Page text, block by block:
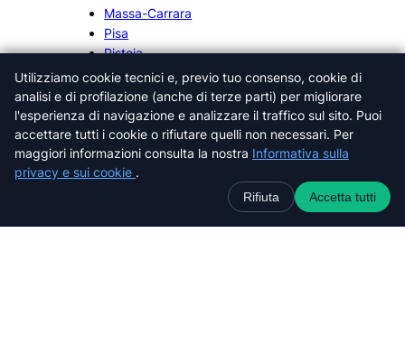
Massa-Carrara
Pisa
Pistoia
Prato
Siena
C
Utilizziamo cookie tecnici e, previo tuo consenso, cookie di
analisi e di profilazione (anche di terze parti) per migliorare
l'esperienza di navigazione e analizzare il traffico sul sito. Puoi
accettare tutti i cookie o rifiutare quelli non necessari. Per
maggiori informazioni consulta la nostra Informativa sulla
privacy e sui cookie .
Rifiuta Accetta tutti